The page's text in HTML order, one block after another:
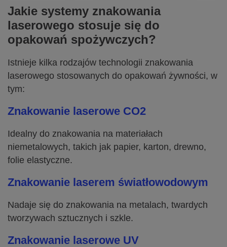
Jakie systemy znakowania
laserowego stosuje się do
opakowań spożywczych?
Istnieje kilka rodzajów technologii znakowania
laserowego stosowanych do opakowań żywności, w
tym:
Znakowanie laserowe CO2
Idealny do znakowania na materiałach
niemetalowych, takich jak papier, karton, drewno,
folie elastyczne.
Znakowanie laserem światłowodowym
Nadaje się do znakowania na metalach, twardych
tworzywach sztucznych i szkle.
Znakowanie laserowe UV